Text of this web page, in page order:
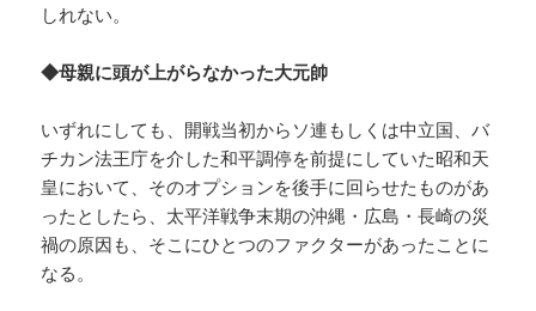
しれない。
◆母親に頭が上がらなかった大元帥
いずれにしても、開戦当初からソ連もしくは中立国、バ
チカン法王庁を介した和平調停を前提にしていた昭和天
皇において、そのオプションを後手に回らせたものがあ
ったとしたら、太平洋戦争末期の沖縄・広島・長崎の災
禍の原因も、そこにひとつのファクターがあったことに
なる。